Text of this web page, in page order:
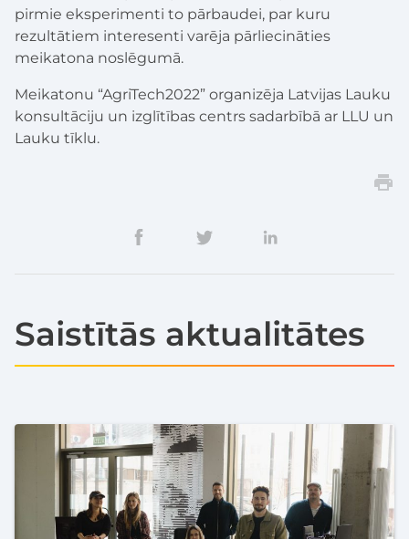
pirmie eksperimenti to pārbaudei, par kuru
rezultātiem interesenti varēja pārliecināties
meikatona noslēgumā.
Meikatonu “AgriTech2022” organizēja Latvijas Lauku
konsultāciju un izglītības centrs sadarbībā ar LLU un
Lauku tīklu.
Saistītās aktualitātes